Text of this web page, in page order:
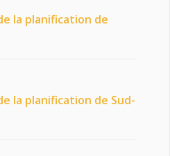
la planification de
la planification de Sud-